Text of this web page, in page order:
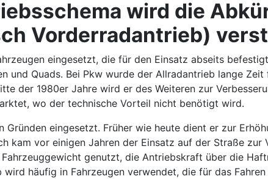
wird die
Vorderradantrieb)
eingesetzt, die für den Einsatz abseits
und Quads. Bei Pkw wurde der Allradantrieb lange
der 1980er Jahre wird er des Weiteren zur
wo der technische Vorteil nicht benötigt wird.
eingesetzt. Früher wie heute dient er zur
kam vor einigen Jahren der Einsatz auf der Straße zur
genutzt, die Antriebskraft über die
häufig in Fahrzeugen verwendet, die für das